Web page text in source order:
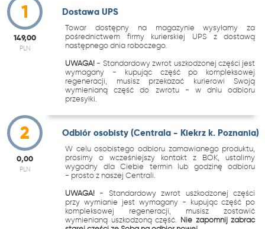
1
149,00
PLN
Dostawa UPS
Towar dostępny na magazynie wysyłamy za
pośrednictwem firmy kurierskiej UPS z dostawą
następnego dnia roboczego.
UWAGA! - Standardowy zwrot uszkodzonej części jest
wymagany - kupując część po kompleksowej
regeneracji, musisz przekazać kurierowi Swoją
wymienianą część do zwrotu - w dniu odbioru
przesyłki.
2
0,00
PLN
Odbiór osobisty (Centrala - Kiekrz k. Poznania)
W celu osobistego odbioru zamawianego produktu,
prosimy o wcześniejszy kontakt z BOK, ustalimy
wygodny dla Ciebie termin lub godzinę odbioru
- prosto z naszej Centrali.
UWAGA! - Standardowy zwrot uszkodzonej części
przy wymianie jest wymagany - kupując część po
kompleksowej regeneracji, musisz zostawić
wymienianą uszkodzoną część. Nie zapomnij zabrać